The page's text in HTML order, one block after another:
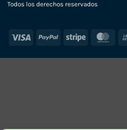
Todos los derechos reservados
Visa PayPal Stripe